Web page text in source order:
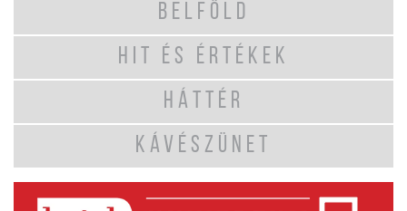
BELFÖLD
HIT ÉS ÉRTÉKEK
HÁTTÉR
KÁVÉSZÜNET